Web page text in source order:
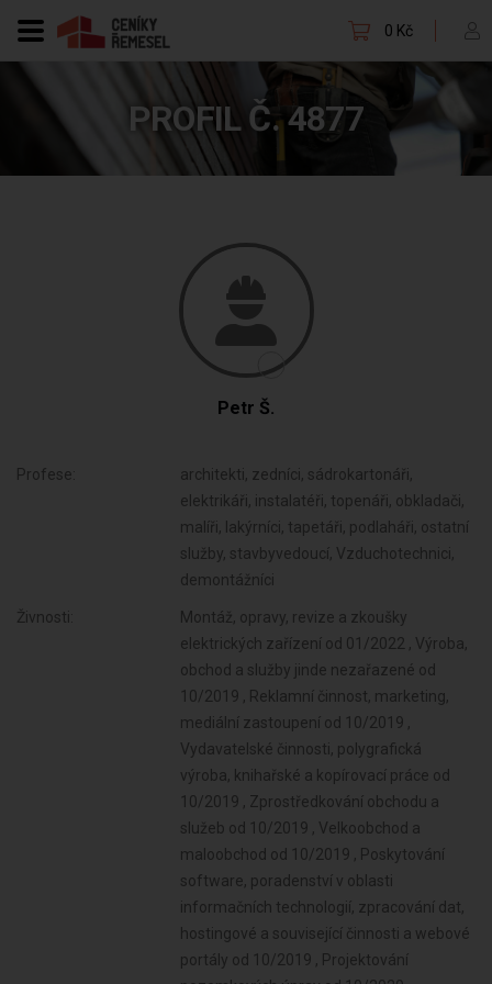
0 Kč
PROFIL Č. 4877
Petr Š.
Profese:
architekti, zedníci, sádrokartonáři,
elektrikáři, instalatéři, topenáři, obkladači,
malíři, lakýrníci, tapetáři, podlaháři, ostatní
služby, stavbyvedoucí, Vzduchotechnici,
demontážníci
Živnosti:
Montáž, opravy, revize a zkoušky
elektrických zařízení od 01/2022 , Výroba,
obchod a služby jinde nezařazené od
10/2019 , Reklamní činnost, marketing,
mediální zastoupení od 10/2019 ,
Vydavatelské činnosti, polygrafická
výroba, knihařské a kopírovací práce od
10/2019 , Zprostředkování obchodu a
služeb od 10/2019 , Velkoobchod a
maloobchod od 10/2019 , Poskytování
software, poradenství v oblasti
informačních technologií, zpracování dat,
hostingové a související činnosti a webové
portály od 10/2019 , Projektování